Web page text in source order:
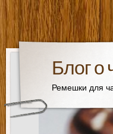
Блог
Ремешки для